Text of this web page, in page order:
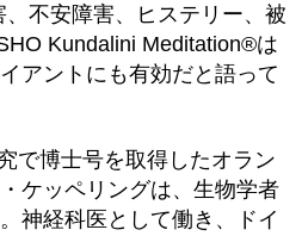
不安障害、ヒステリー、被
Kundalini Meditation®は
アントにも有効だと語って
で博士号を取得したオラン
ケッペリングは、生物学者
神経科医として働き、ドイ